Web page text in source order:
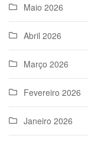
Maio 2026
Abril 2026
Março 2026
Fevereiro 2026
Janeiro 2026